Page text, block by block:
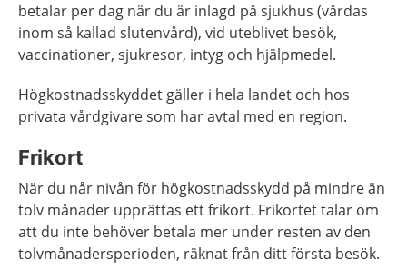
betalar per dag när du är inlagd på sjukhus (vårdas
inom så kallad slutenvård), vid uteblivet besök,
vaccinationer, sjukresor, intyg och hjälpmedel.
Högkostnadsskyddet gäller i hela landet och hos
privata vårdgivare som har avtal med en region.
Frikort
När du når nivån för högkostnadsskydd på mindre än
tolv månader upprättas ett frikort. Frikortet talar om
att du inte behöver betala mer under resten av den
tolvmånadersperioden, räknat från ditt första besök.